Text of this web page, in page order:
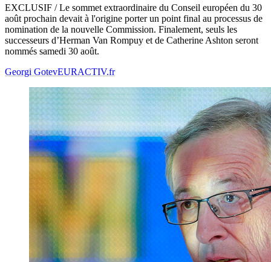
EXCLUSIF / Le sommet extraordinaire du Conseil européen du 30
août prochain devait à l'origine porter un point final au processus de
nomination de la nouvelle Commission. Finalement, seuls les
successeurs d’Herman Van Rompuy et de Catherine Ashton seront
nommés samedi 30 août.
Georgi GotevEURACTIV.fr